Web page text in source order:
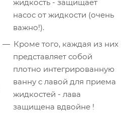
жидкость - защищает
насос от жидкости (очень
важно!).
Кроме того, каждая из них
представляет собой
плотно интегрированную
ванну с лавой для приема
жидкостей - лава
защищена вдвойне !